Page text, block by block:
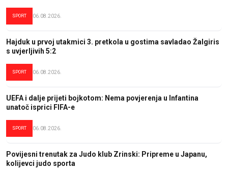
SPORT 06.08.2026.
Hajduk u prvoj utakmici 3. pretkola u gostima savladao Žalgiris
s uvjerljivih 5:2
SPORT 06.08.2026.
UEFA i dalje prijeti bojkotom: Nema povjerenja u Infantina
unatoč isprici FIFA-e
SPORT 06.08.2026.
Povijesni trenutak za Judo klub Zrinski: Pripreme u Japanu,
kolijevci judo sporta